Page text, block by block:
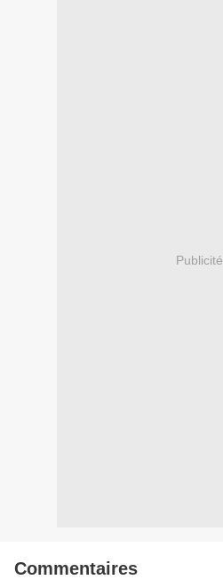
Publicité
Commentaires